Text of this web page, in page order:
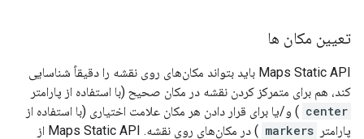
تعیین مکان ها
Maps Static API باید بتواند مکان‌های روی نقشه را دقیقاً شناسایی
کند، هم برای متمرکز کردن نقشه در مکان صحیح (با استفاده از پارامتر
center ) و/یا برای قرار دادن هر مکان علامت اختیاری (با استفاده از
پارامتر markers
) در مکان‌های روی نقشه. Maps Static API از